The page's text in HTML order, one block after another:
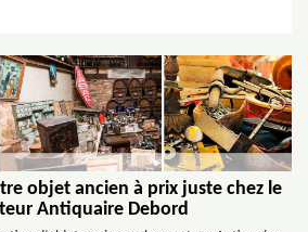
objet ancien à prix juste chez le
Antiquaire Debord